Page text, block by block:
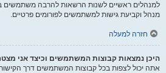
למנהלים ראשיים לשנות הרשאות להרבה משתמשים
מנהל וקביעת גישות למשתמשים לפורומים פרטיים.
חזרה למעלה
היכן נמצאות קבוצות המשתמשים וכיצד אני
אתה יכול לצפות בכל קבוצות המשתמשים דרך